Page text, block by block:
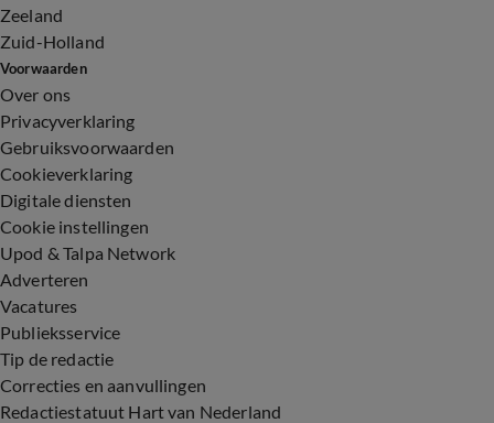
Zeeland
Zuid-Holland
Voorwaarden
Over ons
Privacyverklaring
Gebruiksvoorwaarden
Cookieverklaring
Digitale diensten
Cookie instellingen
Upod & Talpa Network
Adverteren
Vacatures
Publieksservice
Tip de redactie
Correcties en aanvullingen
Redactiestatuut Hart van Nederland